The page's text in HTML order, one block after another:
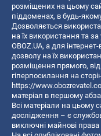
розміщених на цьому
піддоменах, в будь-
Дозволяється
на їх використання та
OBOZ.UA, а для
дозволу на їх
розміщення прямого,
гіперпосилання на
https://
матеріал в першому
Всі матеріали на цьому
дослідження – є
виключні майнові